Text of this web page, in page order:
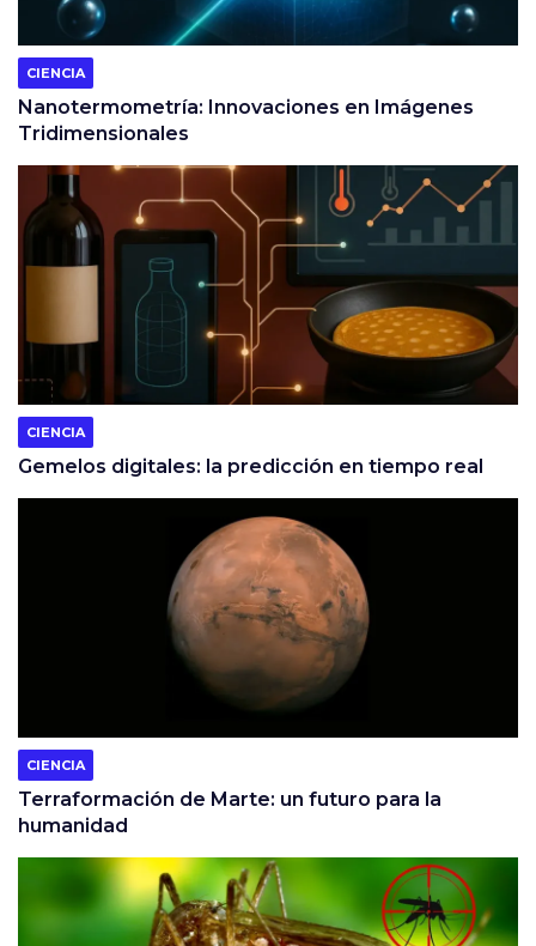
CIENCIA
Nanotermometría: Innovaciones en Imágenes
Tridimensionales
CIENCIA
Gemelos digitales: la predicción en tiempo real
CIENCIA
Terraformación de Marte: un futuro para la
humanidad